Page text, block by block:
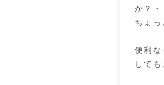
か？・
ちょ
便利
して